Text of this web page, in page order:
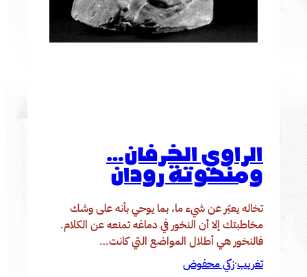
الراوي الخرفان…
ومنحوتة رودان
تخاله يعبّر عن شيء ما، بما يوحي بأنه على وشك
مخاطبتك إلا أن النخور في دماغه تمنعه عن الكلام.
فالنخور هي أطلال المواضع التي كانت…
تغريب·زكي محفوض